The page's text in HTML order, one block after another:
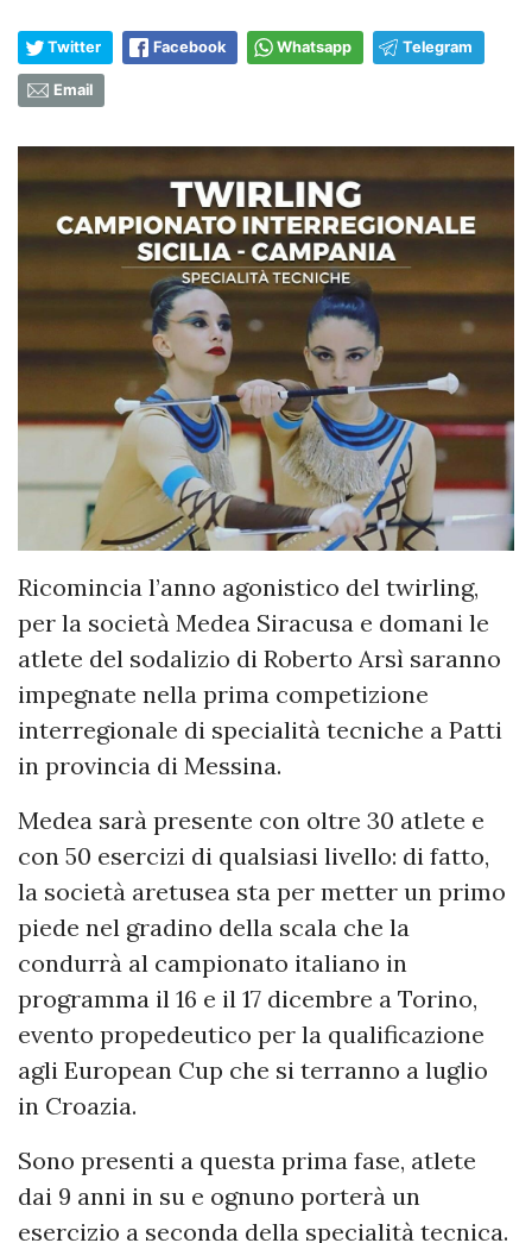
Twitter Facebook Whatsapp Telegram
Email
Ricomincia l’anno agonistico del twirling,
per la società Medea Siracusa e domani le
atlete del sodalizio di Roberto Arsì saranno
impegnate nella prima competizione
interregionale di specialità tecniche a Patti
in provincia di Messina.
Medea sarà presente con oltre 30 atlete e
con 50 esercizi di qualsiasi livello: di fatto,
la società aretusea sta per metter un primo
piede nel gradino della scala che la
condurrà al campionato italiano in
programma il 16 e il 17 dicembre a Torino,
evento propedeutico per la qualificazione
agli European Cup che si terranno a luglio
in Croazia.
Sono presenti a questa prima fase, atlete
dai 9 anni in su e ognuno porterà un
esercizio a seconda della specialità tecnica.